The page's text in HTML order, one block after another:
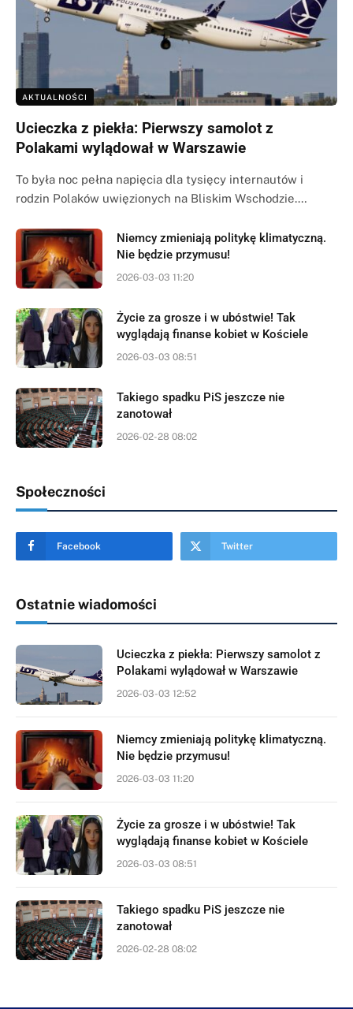
AKTUALNOŚCI
Ucieczka z piekła: Pierwszy samolot z
Polakami wylądował w Warszawie
To była noc pełna napięcia dla tysięcy internautów i
rodzin Polaków uwięzionych na Bliskim Wschodzie.…
Niemcy zmieniają politykę klimatyczną.
Nie będzie przymusu!
2026-03-03 11:20
Życie za grosze i w ubóstwie! Tak
wyglądają finanse kobiet w Kościele
2026-03-03 08:51
Takiego spadku PiS jeszcze nie
zanotował
2026-02-28 08:02
Społeczności
Facebook Twitter
Ostatnie wiadomości
Ucieczka z piekła: Pierwszy samolot z
Polakami wylądował w Warszawie
2026-03-03 12:52
Niemcy zmieniają politykę klimatyczną.
Nie będzie przymusu!
2026-03-03 11:20
Życie za grosze i w ubóstwie! Tak
wyglądają finanse kobiet w Kościele
2026-03-03 08:51
Takiego spadku PiS jeszcze nie
zanotował
2026-02-28 08:02